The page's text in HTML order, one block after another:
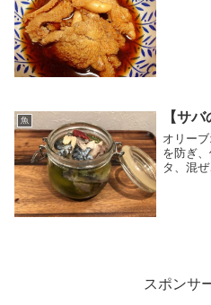
魚 【サ
オリー
を防ぎ
タ、混
スポンサ